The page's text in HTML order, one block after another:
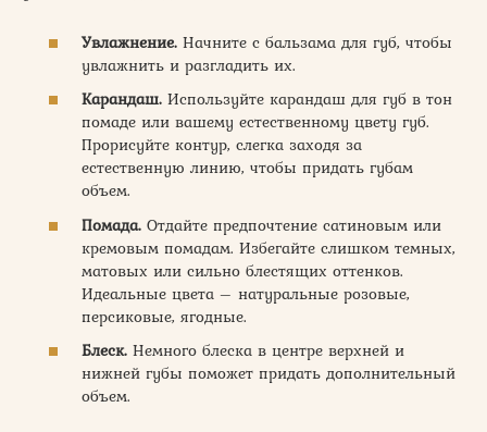
Увлажнение. Начните с бальзама для губ, чтобы
увлажнить и разгладить их.
Карандаш. Используйте карандаш для губ в тон
помаде или вашему естественному цвету губ.
Прорисуйте контур, слегка заходя за
естественную линию, чтобы придать губам
объем.
Помада. Отдайте предпочтение сатиновым или
кремовым помадам. Избегайте слишком темных,
матовых или сильно блестящих оттенков.
Идеальные цвета – натуральные розовые,
персиковые, ягодные.
Блеск. Немного блеска в центре верхней и
нижней губы поможет придать дополнительный
объем.